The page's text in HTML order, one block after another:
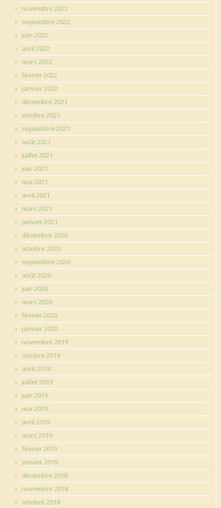
novembre 2022
septembre 2022
juin 2022
avril 2022
mars 2022
février 2022
janvier 2022
décembre 2021
octobre 2021
septembre 2021
août 2021
juillet 2021
juin 2021
mai 2021
avril 2021
mars 2021
janvier 2021
décembre 2020
octobre 2020
septembre 2020
août 2020
juin 2020
mars 2020
février 2020
janvier 2020
novembre 2019
octobre 2019
août 2019
juillet 2019
juin 2019
mai 2019
avril 2019
mars 2019
février 2019
janvier 2019
décembre 2018
novembre 2018
octobre 2018